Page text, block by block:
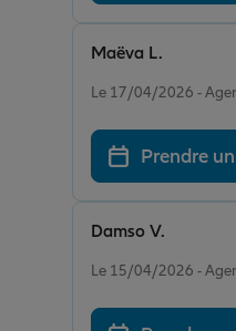
Le 17/04/2026 -
Maëva L.
Prendre
Le 15/04/2026 -
Damso V.